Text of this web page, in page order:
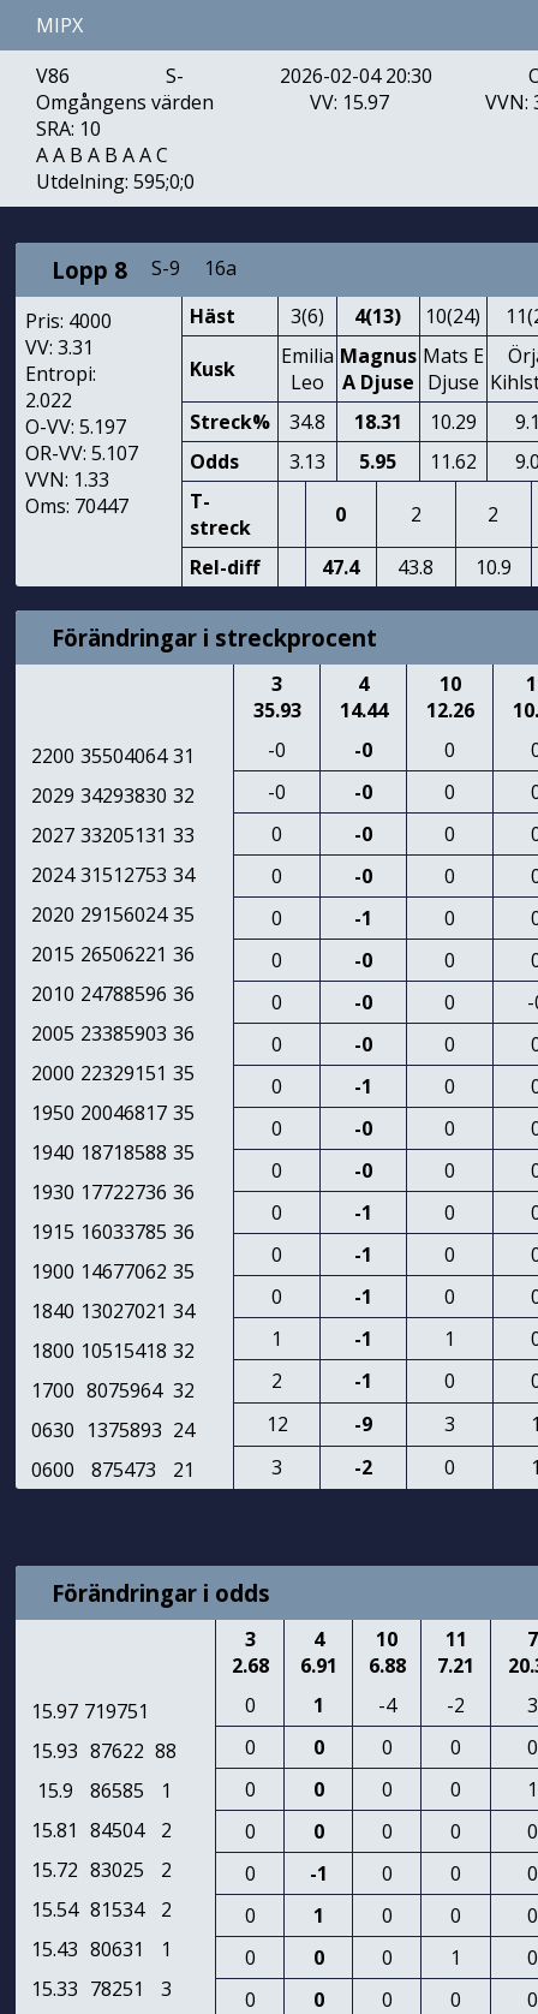
MIPX
V86
S- 2026-02-04 20:30
Omgångens värden
VV: 15.97
VVN:
SRA: 10
A A B A B A A C
Utdelning: 595;0;0
Lopp 8 S-9
16a
Pris: 4000
VV: 3.31
Entropi:
2.022
O-VV: 5.197
OR-VV: 5.107
VVN: 1.33
Oms: 70447
Häst 3(6) 4(13) 10(24)
Kusk
Emilia
Leo
Magnus
A Djuse
Mats E
Djuse
Streck%
34.8 18.31 10.29
Odds
3.13 5.95 11.62
T-
streck
0 2
2
Rel-diff
47.4 43.8 10.9
Förändringar i streckprocent
2200 35504064 31
2029 34293830 32
2027 33205131 33
2024 31512753 34
2020 29156024 35
2015 26506221 36
2010 24788596 36
2005 23385903 36
2000 22329151 35
1950 20046817 35
1940 18718588 35
1930 17722736 36
1915 16033785 36
1900 14677062 35
1840 13027021 34
1800 10515418 32
1700 8075964 32
0630 1375893 24
0600
875473 21
3
35.93
4
14.44
10
12.26
-0
-0 0
-0
-0 0
0
-0 0
0
-0 0
0
-1 0
0
-0 0
0
-0 0
0
-0 0
0
-1 0
0
-0 0
0
-0 0
0
-1 0
0
-1 0
0
-1 0
1
-1 1
2
-1 0
12
-9 3
3
-2 0
Förändringar i odds
15.97 719751
15.93 87622 88
15.9
86585
1
15.81 84504
2
15.72 83025
2
15.54 81534
2
15.43 80631
1
15.33 78251
3
3
2.68
4
6.91
10
6.88
11
7.21
7
0
1 -4 -2
3
0
0 0 0
0
0
0 0 0
1
0
0 0 0
0
0
-1 0 0
0
0
1 0 0
0
0
0 0 1
0
0
0 0 0
0